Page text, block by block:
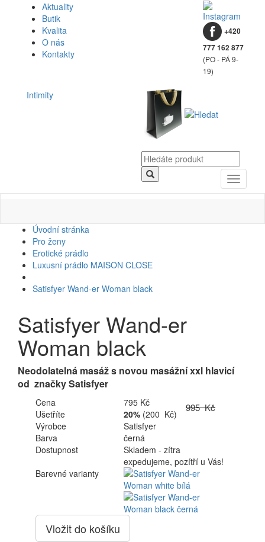
Aktuality
Butik
Kvalita
O nás
Kontakty
+420
777 162 877
(PO - PÁ 9-
19)
Intimity
Toggle
Úvodní stránka
Pro ženy
Erotické prádlo
Luxusní prádlo MAISON CLOSE
Satisfyer Wand-er Woman black
Satisfyer Wand-er
Woman black
Neodolatelná masáž s novou masážní xxl hlavicí
od značky Satisfyer
Cena 995 Kč
795 Kč
Ušetříte
20% (200 Kč)
Výrobce
Satisfyer
Barva
černá
Dostupnost
Skladem - zítra
expedujeme, pozítří u Vás!
Barevné varianty
Vložit do košíku